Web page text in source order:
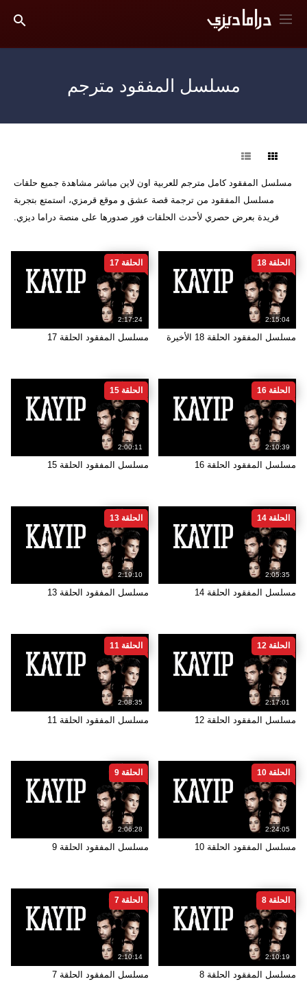
مسلسل المفقود مترجم
مسلسل المفقود كامل مترجم للعربية اون لاين مباشر مشاهدة جميع حلقات
مسلسل المفقود من ترجمة قصة عشق و موقع قرمزي، استمتع بتجربة
فريدة بعرض حصري لأحدث الحلقات فور صدورها على منصة دراما ديزي.
2:15:04
الحلقة 18
مسلسل المفقود الحلقة 18 الأخيرة
2:17:24
الحلقة 17
مسلسل المفقود الحلقة 17
2:10:39
الحلقة 16
مسلسل المفقود الحلقة 16
2:00:11
الحلقة 15
مسلسل المفقود الحلقة 15
2:05:35
الحلقة 14
مسلسل المفقود الحلقة 14
2:19:10
الحلقة 13
مسلسل المفقود الحلقة 13
2:17:01
الحلقة 12
مسلسل المفقود الحلقة 12
2:08:35
الحلقة 11
مسلسل المفقود الحلقة 11
2:24:05
الحلقة 10
مسلسل المفقود الحلقة 10
2:06:28
الحلقة 9
مسلسل المفقود الحلقة 9
2:10:19
الحلقة 8
مسلسل المفقود الحلقة 8
2:10:14
الحلقة 7
مسلسل المفقود الحلقة 7